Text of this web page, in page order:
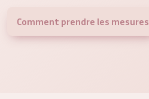
Comment prendre les mesures